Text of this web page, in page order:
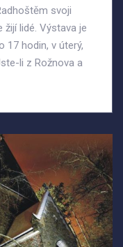
svoji
lidé. Výstava je
17 hodin, v úterý,
li z Rožnova a